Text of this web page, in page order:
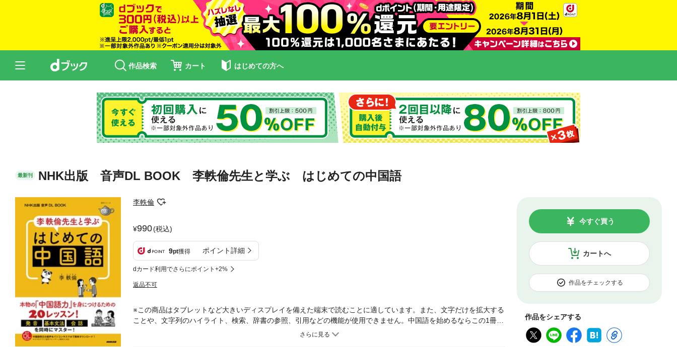
作品検索 カート はじめての方へ
最新刊 NHK出版 音声DL BOOK 李軼倫先生と学ぶ はじめての中国語
李軼倫
990(税込)
9pt獲得 ポイント詳細
dカード利用でさらにポイント+2%
返品不可
カートへ
今すぐ買う
作品をチェックする
作品をシェアする
※この商品はタブレットなど大きいディスプレイを備えた端末で読むことに適しています。また、文字だけを拡大する
ことや、文字列のハイライト、検索、辞書の参照、引用などの機能が使用できません。中国語を始めるならこの1冊！
中国語の発音と基本文法、さらに中国特有の簡体字をまとめて習得するためのドリルブック。20話のスキットを通し